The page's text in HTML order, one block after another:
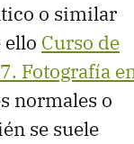
o similar
ello Curso de
Fotografía
normales o
se suele